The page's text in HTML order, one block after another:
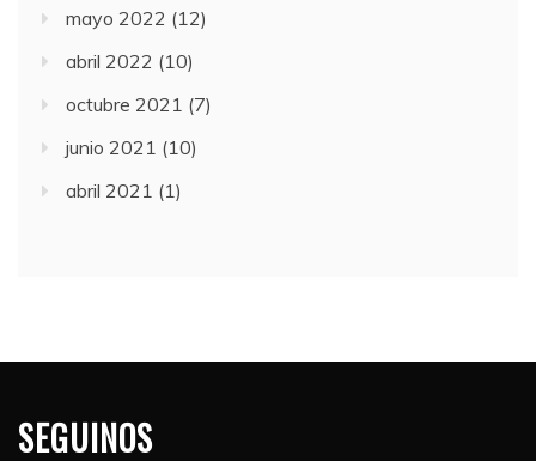
mayo 2022 (12)
abril 2022 (10)
octubre 2021 (7)
junio 2021 (10)
abril 2021 (1)
SEGUINOS